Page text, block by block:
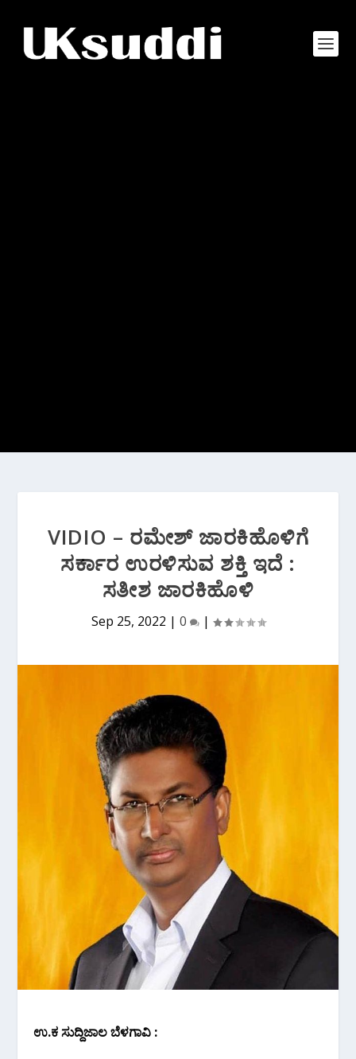
VIDIO – ರಮೇಶ್ ಜಾರಕಿಹೊಳಿಗೆ
ಸರ್ಕಾರ ಉರಳಿಸುವ ಶಕ್ತಿ ಇದೆ :
ಸತೀಶ ಜಾರಕಿಹೊಳಿ
Sep 25, 2022 | 0 |
ಉ.ಕ ಸುದ್ದಿಜಾಲ ಬೆಳಗಾವಿ :